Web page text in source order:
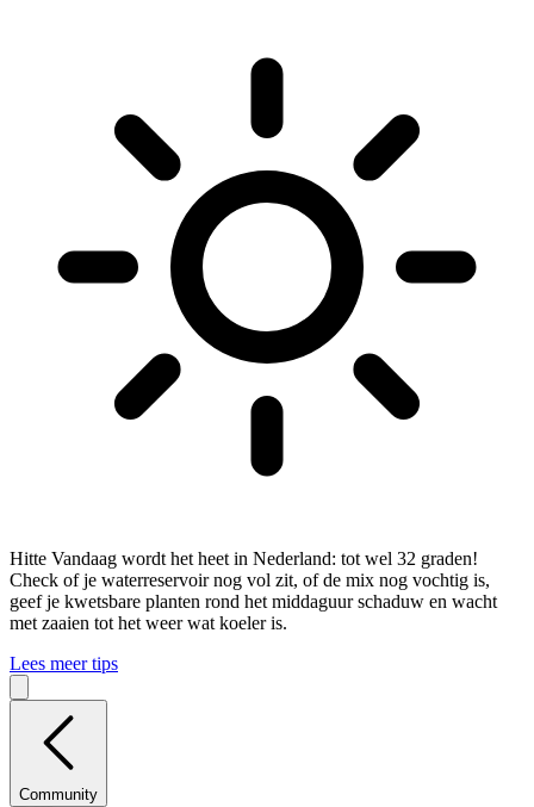
Hitte Vandaag wordt het heet in Nederland: tot wel 32 graden!
Check of je waterreservoir nog vol zit, of de mix nog vochtig is,
geef je kwetsbare planten rond het middaguur schaduw en wacht
met zaaien tot het weer wat koeler is.
Lees meer tips
Community